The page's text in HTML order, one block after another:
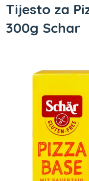
Tijesto za
300g Schar